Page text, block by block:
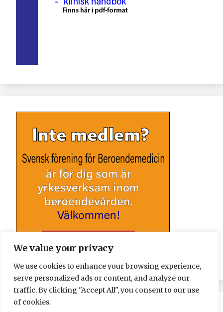
We value your privacy
We use cookies to enhance your browsing experience,
serve personalized ads or content, and analyze our
traffic. By clicking "Accept All", you consent to our use
of cookies.